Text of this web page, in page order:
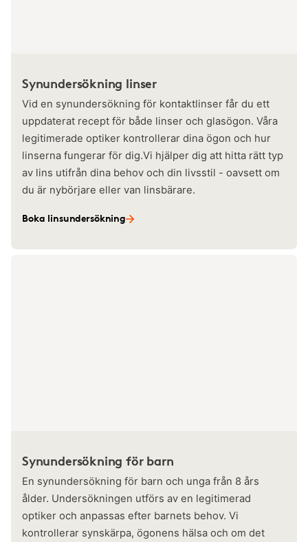
Synundersökning linser
Vid en synundersökning för kontaktlinser får du ett
uppdaterat recept för både linser och glasögon. Våra
legitimerade optiker kontrollerar dina ögon och hur
linserna fungerar för dig.Vi hjälper dig att hitta rätt typ
av lins utifrån dina behov och din livsstil - oavsett om
du är nybörjare eller van linsbärare.
Boka linsundersökning
Synundersökning för barn
En synundersökning för barn och unga från 8 års
ålder. Undersökningen utförs av en legitimerad
optiker och anpassas efter barnets behov. Vi
kontrollerar synskärpa, ögonens hälsa och om det